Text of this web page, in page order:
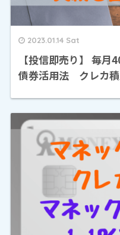
2023.01.14 Sat
【投信即売り】 毎
債券活用法 クレカ